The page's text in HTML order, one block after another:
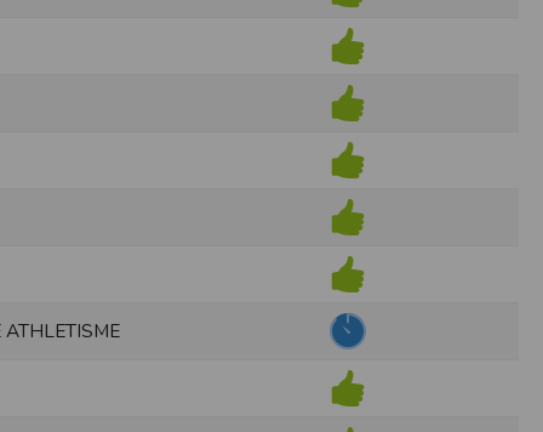
par un droit de propriété.
Internet
participer à des épreuves inscrites au
qu’elles ne transitent sur le réseau.